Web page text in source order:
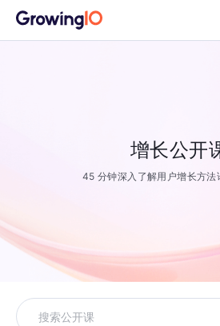
增长公开
45 分钟深入了解用户增长方法